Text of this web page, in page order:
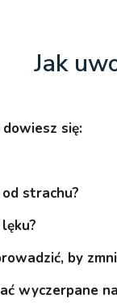
Jak
się:
strachu?
by
wyczerpane